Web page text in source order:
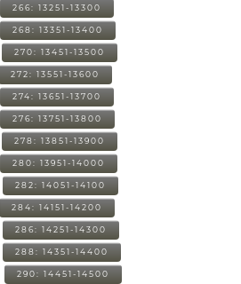
266: 13251-13300
268: 13351-13400
270: 13451-13500
272: 13551-13600
274: 13651-13700
276: 13751-13800
278: 13851-13900
280: 13951-14000
282: 14051-14100
284: 14151-14200
286: 14251-14300
288: 14351-14400
290: 14451-14500